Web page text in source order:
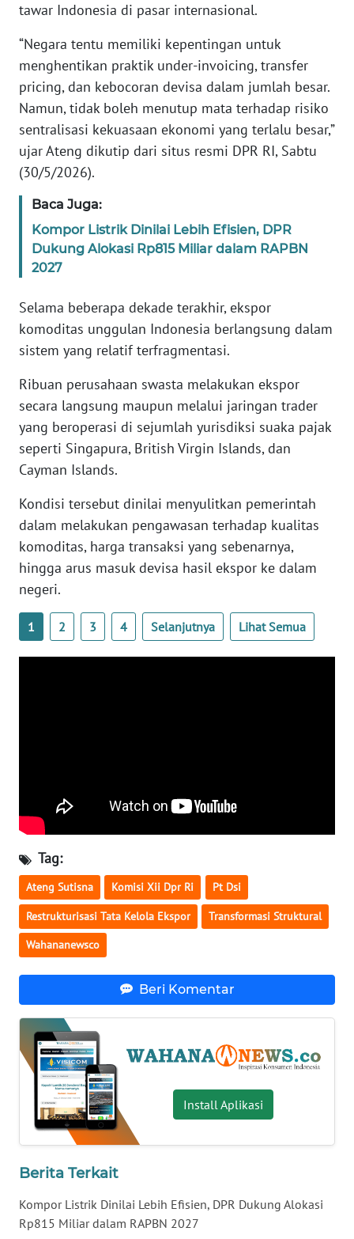
tawar Indonesia di pasar internasional.
“Negara tentu memiliki kepentingan untuk
menghentikan praktik under-invoicing, transfer
pricing, dan kebocoran devisa dalam jumlah besar.
Namun, tidak boleh menutup mata terhadap risiko
sentralisasi kekuasaan ekonomi yang terlalu besar,”
ujar Ateng dikutip dari situs resmi DPR RI, Sabtu
(30/5/2026).
Baca Juga:
Kompor Listrik Dinilai Lebih Efisien, DPR
Dukung Alokasi Rp815 Miliar dalam RAPBN
2027
Selama beberapa dekade terakhir, ekspor
komoditas unggulan Indonesia berlangsung dalam
sistem yang relatif terfragmentasi.
Ribuan perusahaan swasta melakukan ekspor
secara langsung maupun melalui jaringan trader
yang beroperasi di sejumlah yurisdiksi suaka pajak
seperti Singapura, British Virgin Islands, dan
Cayman Islands.
Kondisi tersebut dinilai menyulitkan pemerintah
dalam melakukan pengawasan terhadap kualitas
komoditas, harga transaksi yang sebenarnya,
hingga arus masuk devisa hasil ekspor ke dalam
negeri.
1 2 3 4 Selanjutnya Lihat Semua
Tag:
Ateng Sutisna Komisi Xii Dpr Ri Pt Dsi
Restrukturisasi Tata Kelola Ekspor Transformasi Struktural
Wahananewsco
Beri Komentar
Install Aplikasi
Berita Terkait
Kompor Listrik Dinilai Lebih Efisien, DPR Dukung Alokasi
Rp815 Miliar dalam RAPBN 2027
WN
WN
JAKARTA
WN
JABAR
BANTEN
WN
NTT
WN
KEPRI
PAPUA
WN
PAPUA
BARAT
WN
WN
SERAMBI
WN
JAMBI
SULTENG
WN
SULBAR
WN
BABEL
SUMSEL
WN
BENGKULU
WN
WN
JATENG